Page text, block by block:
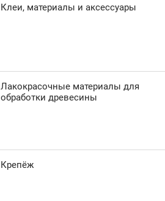
Клеи, материалы и аксессуары
Лакокрасочные материалы для
обработки древесины
Крепёж